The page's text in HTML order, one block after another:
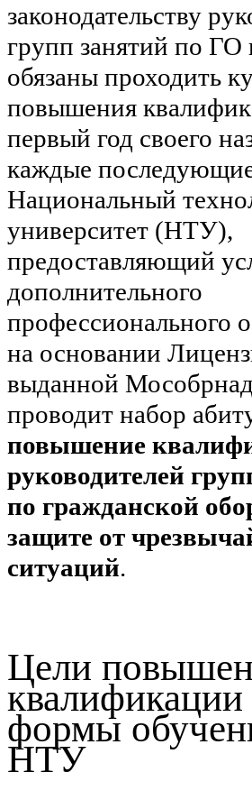
законодательству
групп занятий по
обязаны проходить
повышения
первый год своего
каждые
Национальный
университет (НТУ),
предоставляющий
дополнительного
профессионального
на основании
выданной
проводит набор
повышение
руководителей
по гражданской
защите от
ситуаций.
Цели
квалификации
формы
НТУ